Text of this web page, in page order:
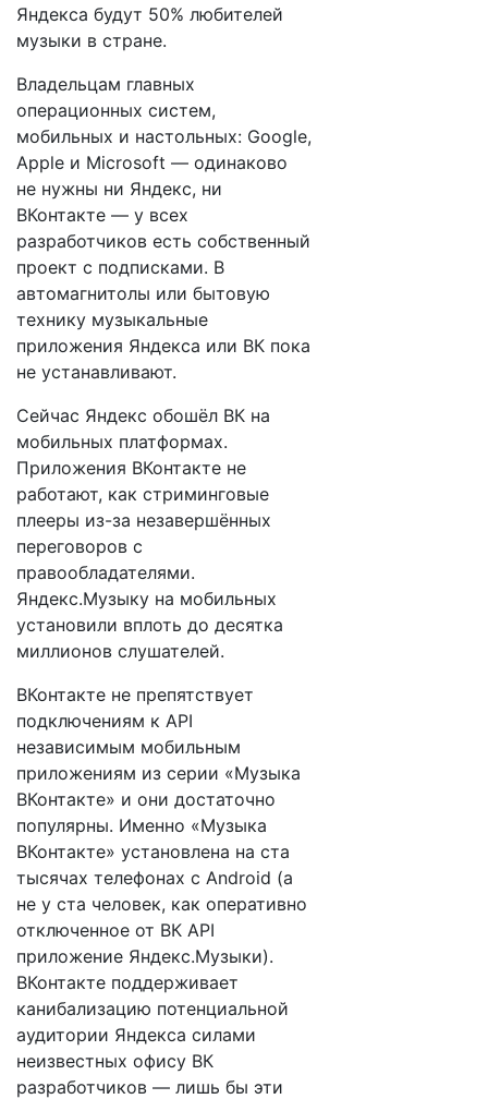
Яндекса будут 50% любителей
музыки в стране.
Владельцам главных
операционных систем,
мобильных и настольных: Google,
Apple и Microsoft — одинаково
не нужны ни Яндекс, ни
ВКонтакте — у всех
разработчиков есть собственный
проект с подписками. В
автомагнитолы или бытовую
технику музыкальные
приложения Яндекса или ВК пока
не устанавливают.
Сейчас Яндекс обошёл ВК на
мобильных платформах.
Приложения ВКонтакте не
работают, как стриминговые
плееры из-за незавершённых
переговоров с
правообладателями.
Яндекс.Музыку на мобильных
установили вплоть до десятка
миллионов слушателей.
ВКонтакте не препятствует
подключениям к API
независимым мобильным
приложениям из серии «Музыка
ВКонтакте» и они достаточно
популярны. Именно «Музыка
ВКонтакте» установлена на ста
тысячах телефонах с Android (а
не у ста человек, как оперативно
отключенное от ВК API
приложение Яндекс.Музыки).
ВКонтакте поддерживает
канибализацию потенциальной
аудитории Яндекса силами
неизвестных офису ВК
разработчиков — лишь бы эти